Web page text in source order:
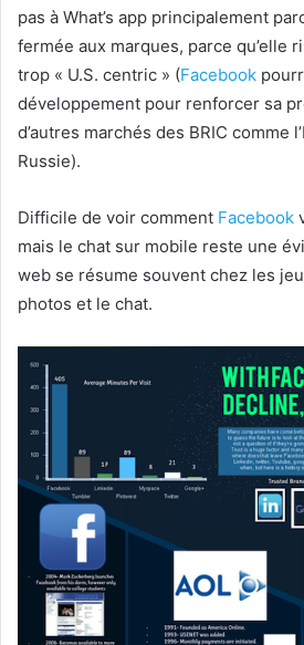
pas à What’s app principalement
fermée aux marques, parce qu’elle
trop « U.S. centric » (Facebook
développement pour renforcer sa
d’autres marchés des BRIC comme
Russie).
Difficile de voir comment Facebook
mais le chat sur mobile reste une
web se résume souvent chez les
photos et le chat.